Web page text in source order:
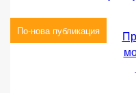
По-нова публикация